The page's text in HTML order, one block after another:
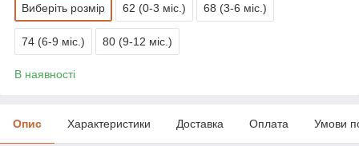
Виберіть розмір 62 (0-3 міс.) 68 (3-6 міс.)
74 (6-9 міс.) 80 (9-12 міс.)
В наявності
Опис Характеристики Доставка Оплата Умови